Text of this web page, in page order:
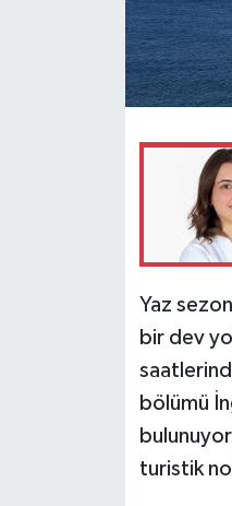
Yaz
bir dev
bölümü
turistik